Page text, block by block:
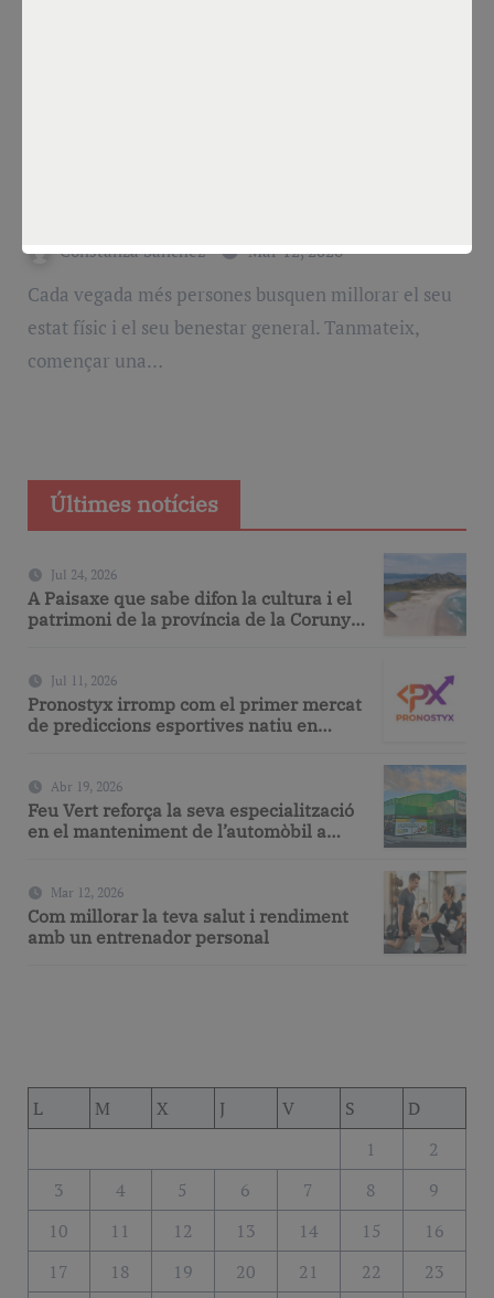
Constanza Sánchez Mar 12, 2026
Cada vegada més persones busquen millorar el seu
estat físic i el seu benestar general. Tanmateix,
començar una…
Últimes notícies
Jul 24, 2026
A Paisaxe que sabe difon la cultura i el
patrimoni de la província de la Corunya
Jul 11, 2026
Pronostyx irromp com el primer mercat
de prediccions esportives natiu en
Abr 19, 2026
Feu Vert reforça la seva especialització
en el manteniment de l’automòbil a
Mar 12, 2026
Com millorar la teva salut i rendiment
amb un entrenador personal
L M X J V S
D
1
2
3
4 5 6 7 8
9
10
11 12 13 14 15
16
17
18 19 20 21 22
23